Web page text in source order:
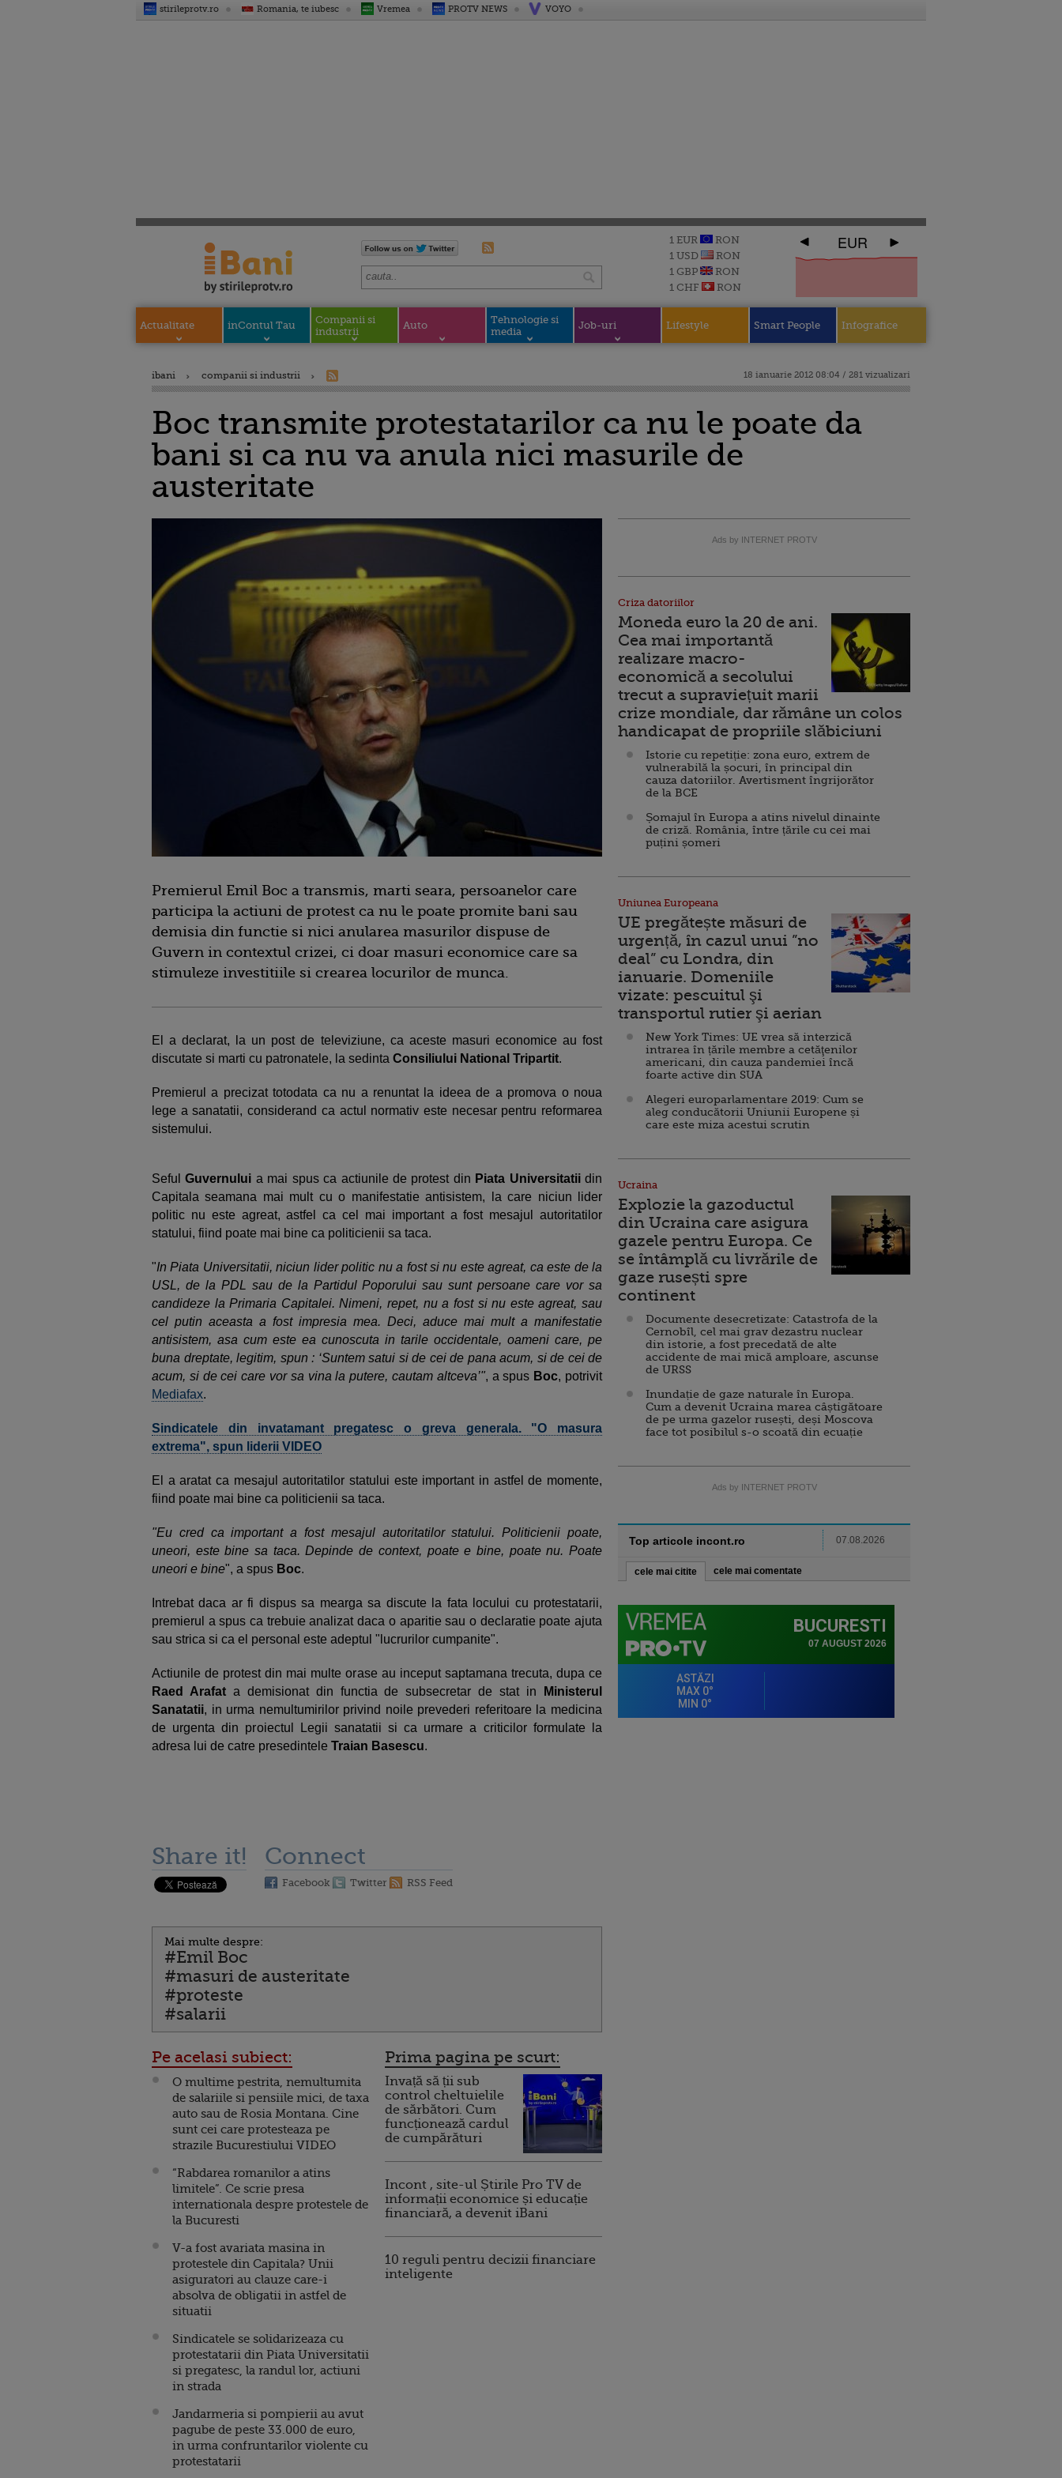
stirileprotv.ro Romania, te iubesc Vremea PROTV NEWS VOYO
1 EUR
RON
1 USD
RON
1 GBP
RON
1 CHF
RON
EUR
Actualitate inContul Tau
Companii si
industrii
Auto
Tehnologie si
media
Job-uri Lifestyle Smart People Infografice
ibani companii si industrii 18 ianuarie 2012 08:04 / 281 vizualizari
Boc transmite protestatarilor ca nu le poate da
bani si ca nu va anula nici masurile de
austeritate
Premierul Emil Boc a transmis, marti seara, persoanelor care
participa la actiuni de protest ca nu le poate promite bani sau
demisia din functie si nici anularea masurilor dispuse de
Guvern in contextul crizei, ci doar masuri economice care sa
stimuleze investitiile si crearea locurilor de munca.
El a declarat, la un post de televiziune, ca aceste masuri economice au fost
discutate si marti cu patronatele, la sedinta Consiliului National Tripartit.
Premierul a precizat totodata ca nu a renuntat la ideea de a promova o noua
lege a sanatatii, considerand ca actul normativ este necesar pentru reformarea
sistemului.
SefulGuvernului a mai spus ca actiunile de protest din Piata Universitatiidin
Capitala seamana mai mult cu o manifestatie antisistem, la care niciun lider
politic nu este agreat, astfel ca cel mai important a fost mesajul autoritatilor
statului, fiind poate mai bine ca politicienii sa taca.
"In Piata Universitatii, niciun lider politic nu a fost si nu este agreat, ca este de la
USL, de la PDL sau de la Partidul Poporului sau sunt persoane care vor sa
candideze la Primaria Capitalei. Nimeni, repet, nu a fost si nu este agreat, sau
cel putin aceasta a fost impresia mea. Deci, aduce mai mult a manifestatie
antisistem, asa cum este ea cunoscuta in tarile occidentale, oameni care, pe
buna dreptate, legitim, spun : ‘Suntem satui si de cei de pana acum, si de cei de
acum, si de cei care vor sa vina la putere, cautam altceva’", a spus Boc, potrivit
Mediafax.
Sindicatele din invatamant pregatesc o greva generala. "O masura
extrema", spun liderii VIDEO
El a aratat ca mesajul autoritatilor statului este important in astfel de momente,
fiind poate mai bine ca politicienii sa taca.
"Eu cred ca important a fost mesajul autoritatilor statului. Politicienii poate,
uneori, este bine sa taca. Depinde de context, poate e bine, poate nu. Poate
uneori e bine", a spus Boc.
Intrebat daca ar fi dispus sa mearga sa discute la fata locului cu protestatarii,
premierul a spus ca trebuie analizat daca o aparitie sau o declaratie poate ajuta
sau strica si ca el personal este adeptul "lucrurilor cumpanite".
Actiunile de protest din mai multe orase au inceput saptamana trecuta, dupa ce
Raed Arafata demisionat din functia de subsecretar de stat in
Ministerul
Sanatatii, in urma nemultumirilor privind noile prevederi referitoare la medicina
de urgenta din proiectul Legii sanatatii si ca urmare a criticilor formulate la
adresa lui de catre presedintele Traian Basescu.
Share it! Connect
Facebook Twitter RSS Feed
Mai multe despre:
#Emil Boc
#masuri de austeritate
#proteste
#salarii
Pe acelasi subiect:
O multime pestrita, nemultumita
de salariile si pensiile mici, de taxa
auto sau de Rosia Montana. Cine
sunt cei care protesteaza pe
strazile Bucurestiului VIDEO
“Rabdarea romanilor a atins
limitele”. Ce scrie presa
internationala despre protestele de
la Bucuresti
V-a fost avariata masina in
protestele din Capitala? Unii
asiguratori au clauze care-i
absolva de obligatii in astfel de
situatii
Sindicatele se solidarizeaza cu
protestatarii din Piata Universitatii
si pregatesc, la randul lor, actiuni
in strada
Jandarmeria si pompierii au avut
pagube de peste 33.000 de euro,
in urma confruntarilor violente cu
protestatarii
Prima pagina pe scurt:
Invață să ții sub
control cheltuielile
de sărbători. Cum
funcționează cardul
de cumpărături
Incont , site-ul Știrile Pro TV de
informații economice și educație
financiară, a devenit iBani
10 reguli pentru decizii financiare
inteligente
Ads by INTERNET PROTV
Criza datoriilor
Moneda euro la 20 de ani.
Cea mai importantă
realizare macro-
economică a secolului
trecut a supraviețuit marii
crize mondiale, dar rămâne un colos
handicapat de propriile slăbiciuni
Istorie cu repetiție: zona euro, extrem de
vulnerabilă la șocuri, în principal din
cauza datoriilor. Avertisment îngrijorător
de la BCE
Șomajul în Europa a atins nivelul dinainte
de criză. România, între țările cu cei mai
puțini șomeri
Uniunea Europeana
UE pregătește măsuri de
urgență, în cazul unui ”no
deal” cu Londra, din
ianuarie. Domeniile
vizate: pescuitul şi
transportul rutier şi aerian
New York Times: UE vrea să interzică
intrarea în țările membre a cetăţenilor
americani, din cauza pandemiei încă
foarte active din SUA
Alegeri europarlamentare 2019: Cum se
aleg conducătorii Uniunii Europene și
care este miza acestui scrutin
Ucraina
Explozie la gazoductul
din Ucraina care asigura
gazele pentru Europa. Ce
se întâmplă cu livrările de
gaze rusești spre
continent
Documente desecretizate: Catastrofa de la
Cernobîl, cel mai grav dezastru nuclear
din istorie, a fost precedată de alte
accidente de mai mică amploare, ascunse
de URSS
Inundație de gaze naturale în Europa.
Cum a devenit Ucraina marea câștigătoare
de pe urma gazelor rusești, deși Moscova
face tot posibilul s-o scoată din ecuație
Ads by INTERNET PROTV
Top articole incont.ro 07.08.2026
cele mai citite cele mai comentate